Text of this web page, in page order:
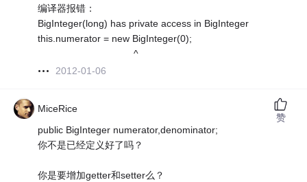
编译器报错：
BigInteger(long) has private access in BigInteger
this.numerator = new BigInteger(0);
^
2012-01-06
MiceRice
public BigInteger numerator,denominator;
你不是已经定义好了吗？
你是要增加getter和setter么？
赞